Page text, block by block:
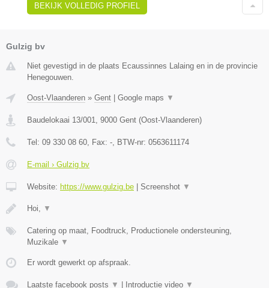
BEKIJK VOLLEDIG PROFIEL
Gulzig bv
Niet gevestigd in de plaats Ecaussinnes Lalaing en in de provincie
Henegouwen.
Oost-Vlaanderen » Gent Google maps ▼
Baudelokaai 13/001 9000 Gent (Oost-Vlaanderen)
Tel: 09 330 08 60 , Fax: - , BTW-nr: 0563611174
E-mail › Gulzig bv
Website: https://www.gulzig.be Screenshot ▼
Hoi, ▼
Catering op maat, Foodtruck, Productionele ondersteuning,
Muzikale ▼
Er wordt gewerkt op afspraak.
Laatste facebook posts ▼ Introductie video ▼